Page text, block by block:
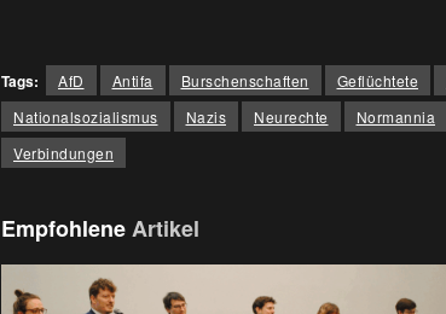
Tags: AfD Antifa Burschenschaften Geflüchtete
Nationalsozialismus
Nazis Neurechte Normannia
Verbindungen
EmpfohleneArtikel